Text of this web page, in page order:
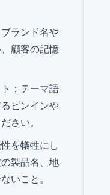
ランド名や
顧客の記憶
：テーマ語
ピンインや
さい。
を犠牲にし
製品名、地
いこと。